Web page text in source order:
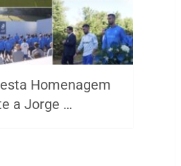
Homenagem
a Jorge …